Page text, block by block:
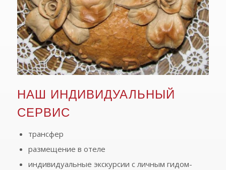
НАШ ИНДИВИДУАЛЬНЫЙ
СЕРВИС
трансфер
размещение в отеле
индивидуальные экскурсии с личным гидом-